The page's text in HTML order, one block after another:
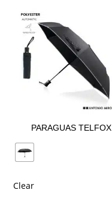
PARAGUAS TELFOX
Clear